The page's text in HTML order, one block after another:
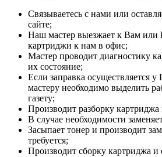
Связываетесь с нами или
сайте;
Наш мастер выезжает к Вам или
картриджи к нам в офис;
Мастер проводит диагностику
их состояние;
Если заправка осуществляется
мастеру необходимо выделить
газету;
Производит разборку картриджа
В случае необходимости
Засыпает тонер и производит
требуется;
Производит сборку картриджа и